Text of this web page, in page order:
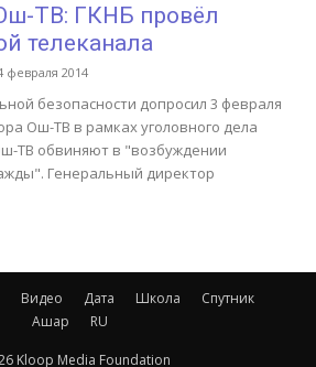
ТВ: ГКНБ провёл
телеканала
февраля 2014
безопасности допросил 3 февраля
Ош-ТВ в рамках уголовного дела
ТВ обвиняют в "возбуждении
Генеральный директор
Видео Дата Школа
Спутник
Ашар
RU
Kloop Media Foundation